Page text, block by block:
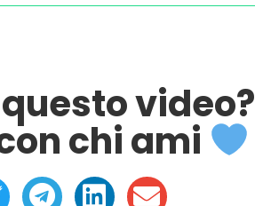
video?
chi ami